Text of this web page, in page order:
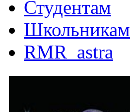
Студентам
Школьникам
RMR_astra